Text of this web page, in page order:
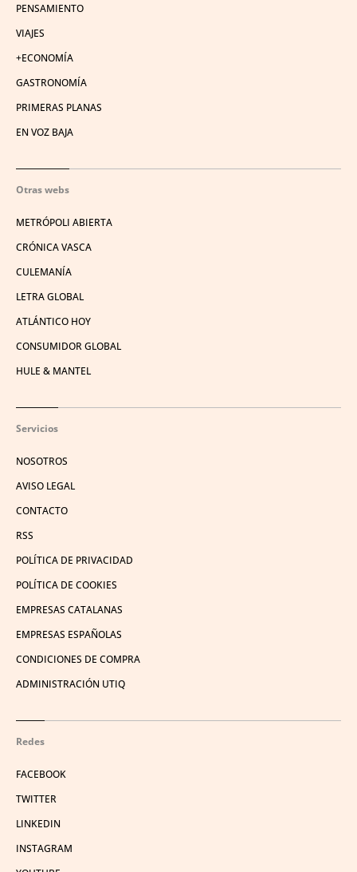
PENSAMIENTO
VIAJES
+ECONOMÍA
GASTRONOMÍA
PRIMERAS PLANAS
EN VOZ BAJA
Otras webs
METRÓPOLI ABIERTA
CRÓNICA VASCA
CULEMANÍA
LETRA GLOBAL
ATLÁNTICO HOY
CONSUMIDOR GLOBAL
HULE & MANTEL
Servicios
NOSOTROS
AVISO LEGAL
CONTACTO
RSS
POLÍTICA DE PRIVACIDAD
POLÍTICA DE COOKIES
EMPRESAS CATALANAS
EMPRESAS ESPAÑOLAS
CONDICIONES DE COMPRA
ADMINISTRACIÓN UTIQ
Redes
FACEBOOK
TWITTER
LINKEDIN
INSTAGRAM